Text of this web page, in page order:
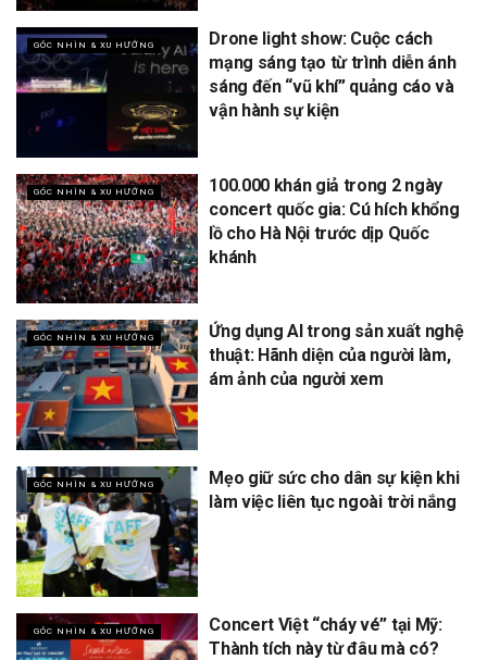
GÓC NHÌN & XU HƯỚNG
Drone light show: Cuộc cách
mạng sáng tạo từ trình diễn ánh
sáng đến “vũ khí” quảng cáo và
vận hành sự kiện
GÓC NHÌN & XU HƯỚNG
100.000 khán giả trong 2 ngày
concert quốc gia: Cú hích khổng
lồ cho Hà Nội trước dịp Quốc
khánh
GÓC NHÌN & XU HƯỚNG
Ứng dụng AI trong sản xuất nghệ
thuật: Hãnh diện của người làm,
ám ảnh của người xem
GÓC NHÌN & XU HƯỚNG
Mẹo giữ sức cho dân sự kiện khi
làm việc liên tục ngoài trời nắng
GÓC NHÌN & XU HƯỚNG
Concert Việt “cháy vé” tại Mỹ:
Thành tích này từ đâu mà có?